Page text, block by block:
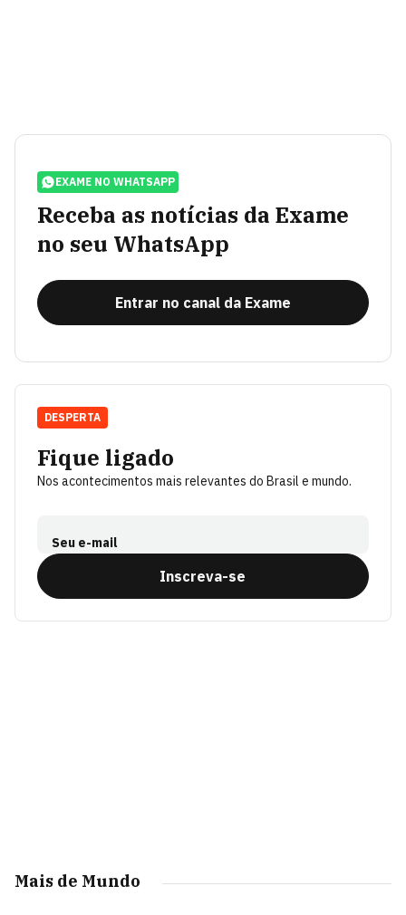
EXAME NO WHATSAPP
Receba as notícias da Exame
no seu WhatsApp
Entrar no canal da Exame
Fique ligado
Nos acontecimentos mais relevantes do Brasil e mundo.
Seu e-mail
Inscreva-se
DESPERTA
Mais de Mundo